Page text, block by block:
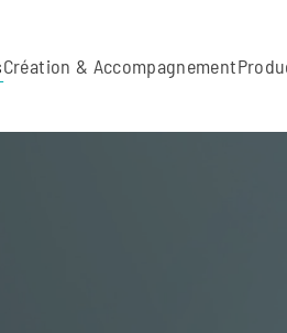
Création & Accompagnement